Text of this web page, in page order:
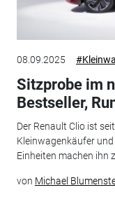
08.09.2025
Sitzprobe im
Bestseller,
Der Renault Clio ist
Kleinwagenkäufer
Einheiten machen ihn
von Michael